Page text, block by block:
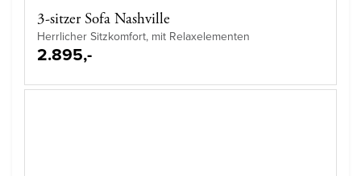
3-sitzer Sofa Nashville
Herrlicher Sitzkomfort, mit Relaxelementen
2.895,-